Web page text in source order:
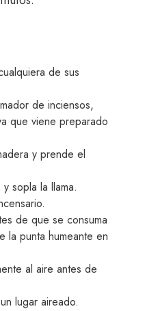
de sus
de inciensos,
que viene preparado
y prende el
sopla la llama.
de que se consuma
la punta humeante en
al aire antes de
lugar aireado.